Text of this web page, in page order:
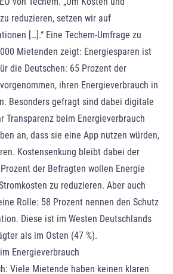
reduzieren, setzen wir auf
[…].“ Eine Techem-Umfrage zu
Mietenden zeigt: Energiesparen ist
die Deutschen: 65 Prozent der
ihren Energieverbrauch in
Besonders gefragt sind dabei digitale
Transparenz beim Energieverbrauch
an, dass sie eine App nutzen würden,
Kostensenkung bleibt dabei der
der Befragten wollen Energie
zu reduzieren. Aber auch
Rolle: 58 Prozent nennen den Schutz
Diese ist im Westen Deutschlands
als im Osten (47 %).
Energieverbrauch
Viele Mietende haben keinen klaren